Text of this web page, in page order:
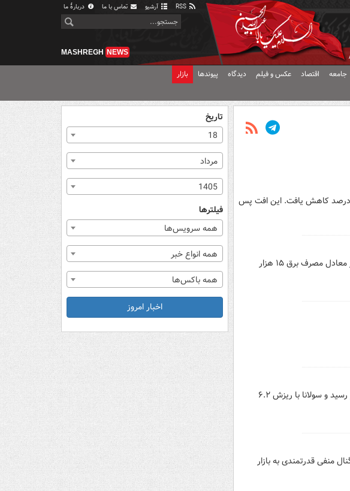
آرشیو تماس با ما دربارهٔ ما
MASHREGH NEWS
جامعه اقتصاد عکس و فیلم دیدگاه پیوندها بازار
کرد و طی ۲۴ ساعت گذشته بیش از دو درصد کاهش یافت. این افت پس
مدیرعامل شرکت توزیع برق استان اصفهان گفت: در سال گذشته ۱۸۱۳ دستگاه ماینر غیرمجاز معادل مصرف برق ۱۵ هزار
بازار رمزارزها در ۴ اسفند ۱۴۰۴ قرمزپوش شد؛ بیت‌کوین با سقوط ۴ درصدی به ۶۴,۹۳۹ دلار رسید و سولانا با ریزش ۶.۲
و عقب‌نشینی به کانال ۷۰ هزار دلاری، سیگنال منفی قدرتمندی به بازار
تاریخ
18
مرداد
1405
فیلترها
همه سرویس‌ها
همه انواع خبر
همه باکس‌ها
اخبار امروز